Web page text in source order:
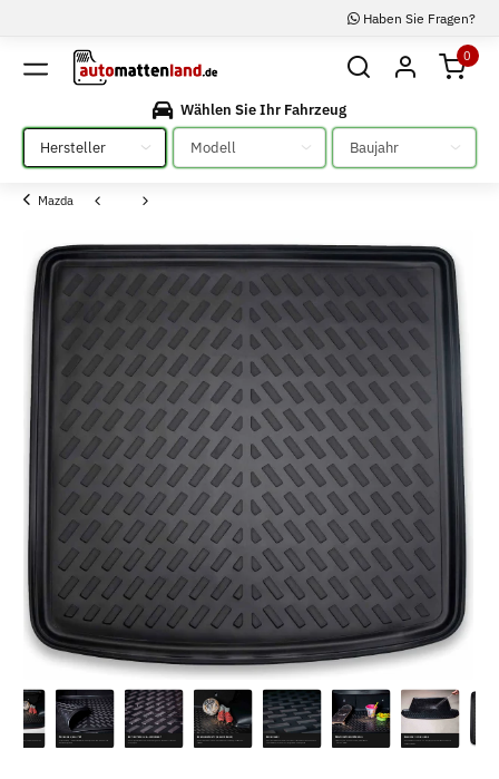
Haben Sie Fragen?
0
Wählen Sie Ihr Fahrzeug
Bitte auswählen
Bitte auswählen Bitte auswählen
Mazda